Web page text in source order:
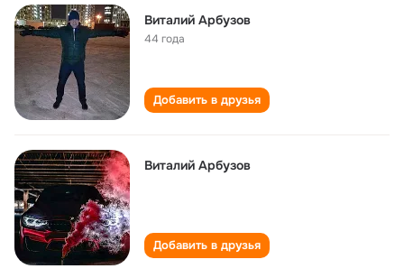
Виталий Арбузов
44 года
Добавить в друзья
Виталий Арбузов
Добавить в друзья